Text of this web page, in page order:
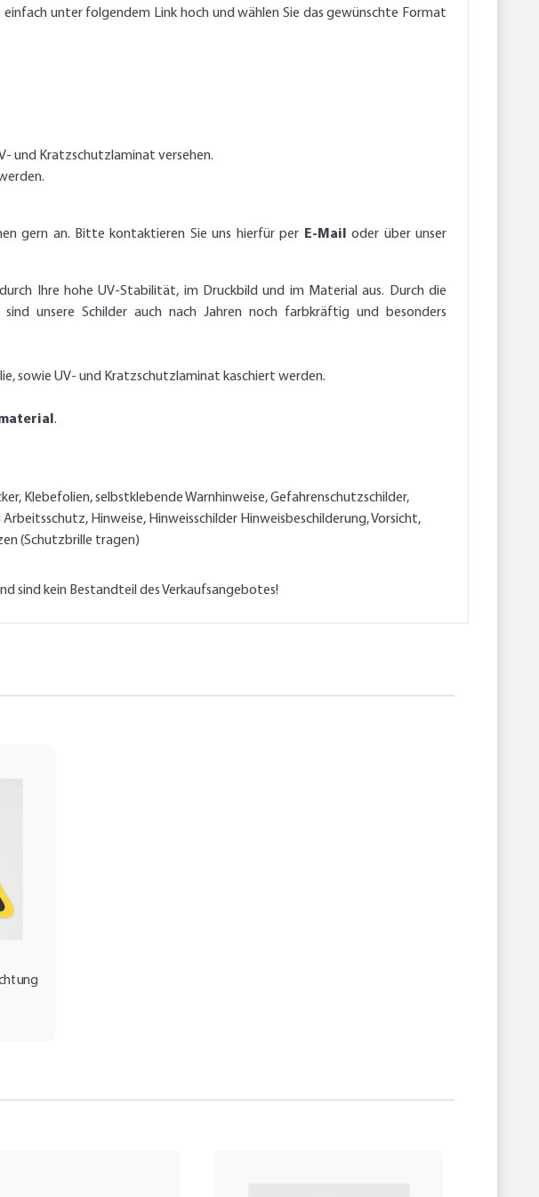
unter folgendem Link hoch und wählen Sie das gewünschte Format
und Kratzschutzlaminat versehen.
gern an. Bitte kontaktieren Sie uns hierfür per E-Mail
oder über unser
Ihre hohe UV-Stabilität, im Druckbild und im Material aus. Durch die
unsere Schilder auch nach Jahren noch farbkräftig und besonders
sowie UV- und Kratzschutzlaminat kaschiert werden.
.
Klebefolien, selbstklebende Warnhinweise, Gefahrenschutzschilder,
Hinweise, Hinweisschilder Hinweisbeschilderung, Vorsicht,
(Schutzbrille tragen)
sind kein Bestandteil des Verkaufsangebotes!